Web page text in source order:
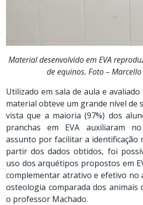
Material desenvolvido em EVA
de equinos. Foto –
Utilizado em sala de aula e
material obteve um grande nível de
vista que a maioria (97%) dos
pranchas em EVA auxiliaram
assunto por facilitar a identificação
partir dos dados obtidos, foi
uso dos arquétipos propostos em
complementar atrativo e efetivo no
osteologia comparada dos animais
o professor Machado.